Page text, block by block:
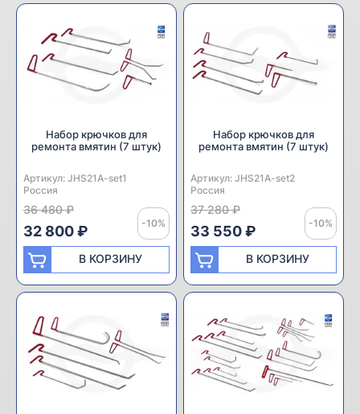
Набор крючков для
ремонта вмятин (7 штук)
Артикул: JHS21A-set1
Производитель:
Россия
36 480 ₽
-10%
32 800 ₽
В КОРЗИНУ
Набор крючков для
ремонта вмятин (7 штук)
Артикул: JHS21A-set2
Производитель:
Россия
37 280 ₽
-10%
33 550 ₽
В КОРЗИНУ